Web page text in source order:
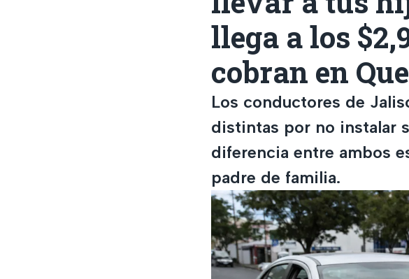
llega a los
cobran en
Los conductores de
distintas por no instalar
diferencia entre ambos
padre de familia.